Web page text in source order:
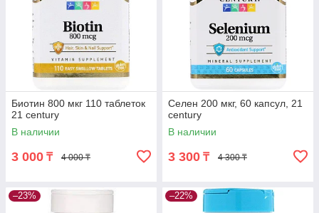
Биотин 800 мкг 110 таблеток
21 century
В наличии
3 000 ₸ 4 000 ₸
Селен 200 мкг, 60 капсул, 21
century
В наличии
3 300 ₸ 4 300 ₸
–23% –22%